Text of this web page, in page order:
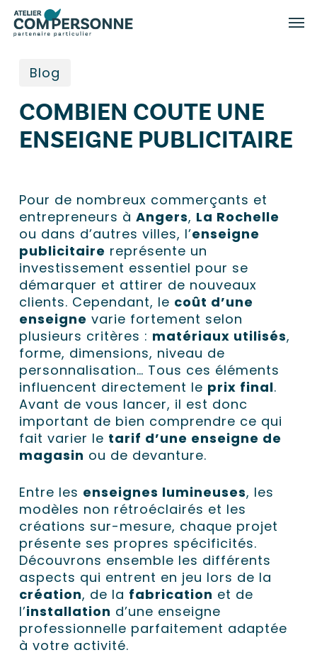
Skip
to
main
Blog
COMBIEN COUTE UNE
ENSEIGNE PUBLICITAIRE​
Pour de nombreux commerçants et
entrepreneurs à Angers, La Rochelle
ou dans d’autres villes, l’enseigne
publicitaire représente un
investissement essentiel pour se
démarquer et attirer de nouveaux
clients. Cependant, le coût d’une
enseigne varie fortement selon
plusieurs critères : matériaux utilisés,
forme, dimensions, niveau de
personnalisation… Tous ces éléments
influencent directement le prix final.
Avant de vous lancer, il est donc
important de bien comprendre ce qui
fait varier le tarif d’une enseigne de
magasin ou de devanture.
Entre les enseignes lumineuses, les
modèles non rétroéclairés et les
créations sur-mesure, chaque projet
présente ses propres spécificités.
Découvrons ensemble les différents
aspects qui entrent en jeu lors de la
création, de la fabrication et de
l’installation d’une enseigne
professionnelle parfaitement adaptée
à votre activité.